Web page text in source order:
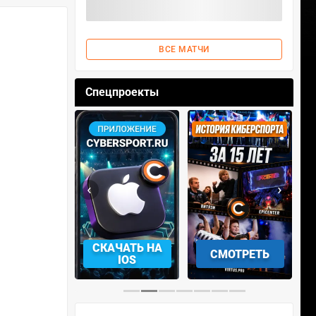
ВСЕ МАТЧИ
Спецпроекты
СМОТРЕТЬ УЧАСТВОВАТЬ
‹ ›